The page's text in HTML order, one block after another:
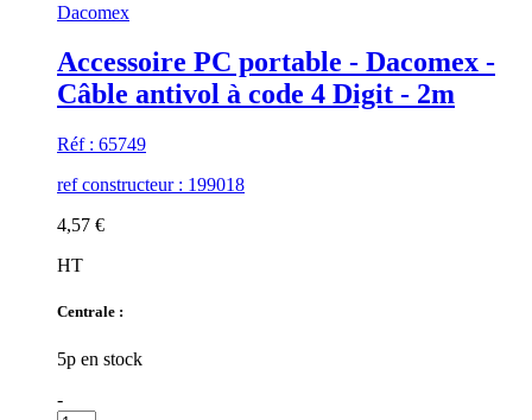
Dacomex
Accessoire PC portable - Dacomex -
Câble antivol à code 4 Digit - 2m
Réf : 65749
ref constructeur : 199018
4,57 €
HT
Centrale :
5p en stock
-